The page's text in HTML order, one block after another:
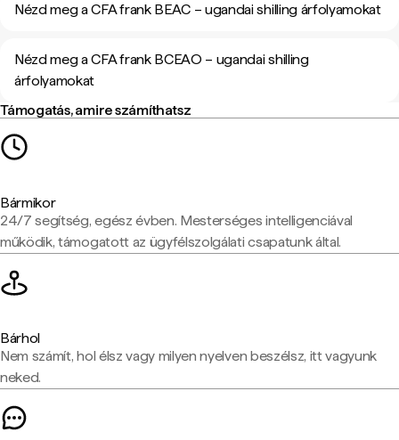
Nézd meg a CFA frank BEAC – ugandai shilling árfolyamokat
Nézd meg a CFA frank BCEAO – ugandai shilling
árfolyamokat
Támogatás, amire számíthatsz
Bármikor
24/7 segítség, egész évben. Mesterséges intelligenciával
működik, támogatott az ügyfélszolgálati csapatunk által.
Bárhol
Nem számít, hol élsz vagy milyen nyelven beszélsz, itt vagyunk
neked.